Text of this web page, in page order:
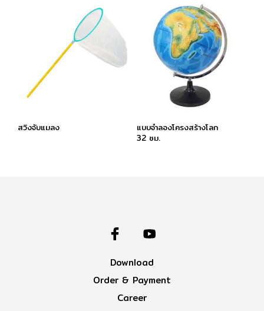
สวิงจับแมลง
แบบจำลองโครงสร้างโลก
32 ซม.
Download
Order & Payment
Career